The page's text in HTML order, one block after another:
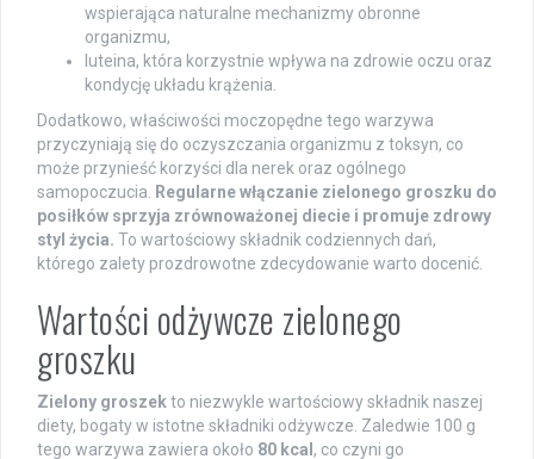
wspierająca naturalne mechanizmy obronne
organizmu,
luteina, która korzystnie wpływa na zdrowie oczu oraz
kondycję układu krążenia.
Dodatkowo, właściwości moczopędne tego warzywa
przyczyniają się do oczyszczania organizmu z toksyn, co
może przynieść korzyści dla nerek oraz ogólnego
samopoczucia.
Regularne włączanie zielonego groszku do
posiłków sprzyja zrównoważonej diecie i promuje zdrowy
styl życia. To wartościowy składnik codziennych dań,
którego zalety prozdrowotne zdecydowanie warto docenić.
Wartości odżywcze zielonego
groszku
Zielony groszekto niezwykle wartościowy składnik naszej
diety, bogaty w istotne składniki odżywcze. Zaledwie 100 g
tego warzywa zawiera około 80 kcal , co czyni go